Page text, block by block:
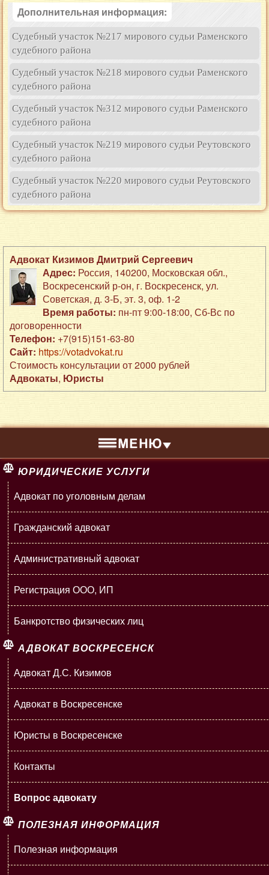
Дополнительная информация:
Судебный участок №217 мирового судьи Раменского
судебного района
Судебный участок №218 мирового судьи Раменского
судебного района
Судебный участок №312 мирового судьи Раменского
судебного района
Судебный участок №219 мирового судьи Реутовского
судебного района
Судебный участок №220 мирового судьи Реутовского
судебного района
Адвокат Кизимов Дмитрий Сергеевич
Адрес: Россия, 140200, Московская обл.,
Воскресенский р-он, г. Воскресенск, ул.
Советская, д. 3-Б, эт. 3, оф. 1-2
Время работы: пн-пт 9:00-18:00, Сб-Вс по
договоренности
Телефон: +7(915)151-63-80
Сайт: https://votadvokat.ru
Стоимость консультации от 2000 рублей
Адвокаты, Юристы
ЮРИДИЧЕСКИЕ УСЛУГИ
Адвокат по уголовным делам
Гражданский адвокат
Административный адвокат
Регистрация ООО, ИП
Банкротство физических лиц
АДВОКАТ ВОСКРЕСЕНСК
Адвокат Д.С. Кизимов
Адвокат в Воскресенске
Юристы в Воскресенске
Контакты
Вопрос адвокату
ПОЛЕЗНАЯ ИНФОРМАЦИЯ
Полезная информация